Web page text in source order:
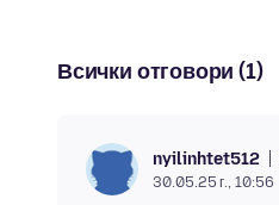
Всички отговори (1)
nyilinhtet512
30.05.25 г., 10:56